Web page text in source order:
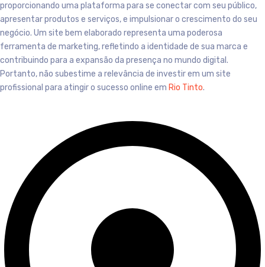
proporcionando uma plataforma para se conectar com seu público,
apresentar produtos e serviços, e impulsionar o crescimento do seu
negócio. Um site bem elaborado representa uma poderosa
ferramenta de marketing, refletindo a identidade de sua marca e
contribuindo para a expansão da presença no mundo digital.
Portanto, não subestime a relevância de investir em um site
profissional para atingir o sucesso online em Rio Tinto.